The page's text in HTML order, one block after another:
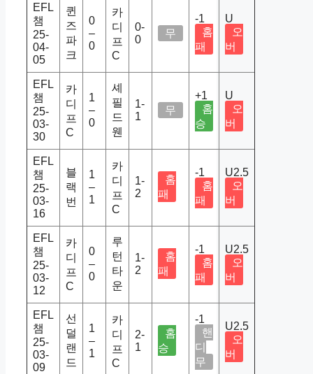
EFL
챔
25-
04-
05
퀸
즈
파
크
0
–
0
카
디
프
C
0-
0
무
-1
홈
패
U
오
버
EFL
챔
25-
03-
30
카
디
프
C
1
–
0
셰
필
드
웬
1-
1
무
+1
홈
승
U
오
버
EFL
챔
25-
03-
16
블
랙
번
1
–
1
카
디
프
C
1-
2
홈
패
-1
홈
패
U2.5
오
버
EFL
챔
25-
03-
12
카
디
프
C
0
–
0
루
턴
타
운
1-
2
홈
패
-1
홈
패
U2.5
오
버
EFL
챔
25-
03-
09
선
덜
랜
드
1
–
1
카
디
프
C
2-
1
홈
승
-1
핸
디
무
U2.5
오
버